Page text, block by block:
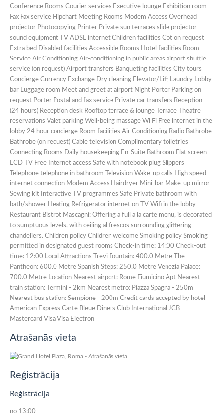
Conference Rooms Courier services Executive lounge Exhibition room
Fax Fax service Flipchart Meeting Rooms Modem Access Overhead
projector Photocopying Printer Private sun terraces slide projector
sound equipment TV ADSL internet Children facilities Cot on request
Extra bed Disabled facilities Accessible Rooms Hotel facilities Room
Service Air Conditioning Air-conditioning in public areas airport shuttle
service (on request) Airport transfers Banqueting facilities City tours
Concierge Currency Exchange Dry cleaning Elevator/Lift Laundry Lobby
bar Luggage room Meet and greet at airport Night Porter Parking on
request Porter Postal and fax service Private car transfers Reception
(24 hours) Reception desk Rooftop terrace & lounge Terrace Theatre
reservations Valet parking Well-being massage Wi Fi Free internet in the
lobby 24 hour concierge Room facilities Air Conditioning Radio Bathrobe
Bathrobe (on request) Cable television Complimentary toiletries
Connecting Rooms Daily housekeeping En-Suite Bathroom Flat screen
LCD TV Free Internet access Safe with notebook plug Slippers
Telephone telephone in bathroom Television Wake-up calls High speed
internet connection Modem Access Hairdryer Mini-bar Make-up mirror
Sewing kit Interactive TV programmes Safe Private bathroom with
bath/shower Heating Refrigerator internet on TV Wifi in the lobby
Restaurant Bistrot Mascagni: Offering a full a la carte menu, is decorated
to sumptuous levels, with ceiling al frescos surrounding glittering
chandeliers. Children policy Children welcome Smoking policy Smoking
permitted in designated guest rooms Check-in time: 14:00 Check-out
time: 12:00 Local Attractions Trevi Fountain: 400.0 Metre The
Pantheon: 600.0 Metre Spanish Steps: 250.0 Metre Venezia Palace:
700.0 Metre Location Nearest airport: Rome Fiumicino Apt Nearest
train station: Termini - 2km Nearest metro: Piazza Spagna - 250m
Nearest bus station: Sempione - 200m Credit cards accepted by hotel
American Express Carte Bleue Diners Club International JCB
Mastercard Visa Visa Electron
Atrašanās vieta
Reģistrācija
Reģistrācija
no 13:00